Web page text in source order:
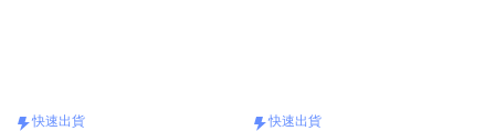
快速出貨 快速出貨